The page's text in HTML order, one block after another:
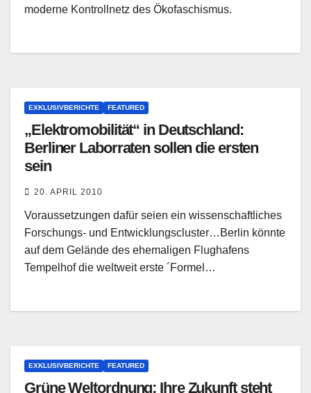
moderne Kontrollnetz des Ökofaschismus.
EXKLUSIVBERICHTE FEATURED
„Elektromobilität“ in Deutschland:
Berliner Laborraten sollen die ersten
sein
20. APRIL 2010
Voraussetzungen dafür seien ein wissenschaftliches
Forschungs- und Entwicklungscluster…Berlin könnte
auf dem Gelände des ehemaligen Flughafens
Tempelhof die weltweit erste ´Formel…
EXKLUSIVBERICHTE FEATURED
Grüne Weltordnung: Ihre Zukunft steht